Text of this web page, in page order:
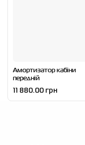
Амортизатор кабіни
передній
11 880.00 грн